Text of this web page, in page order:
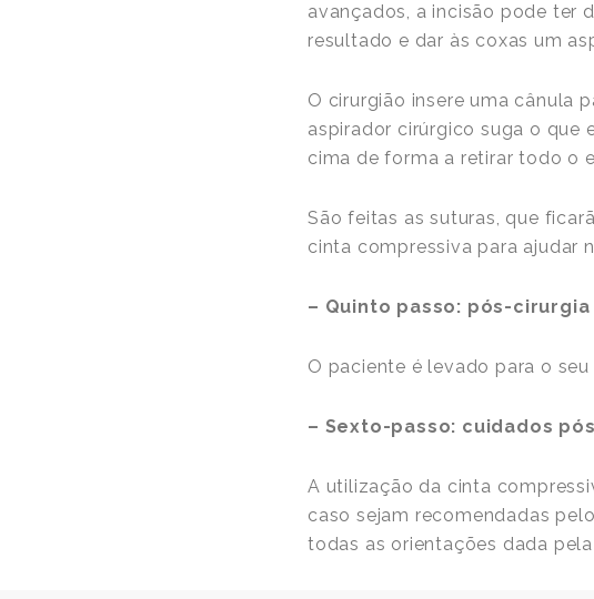
avançados, a incisão pode ter
resultado e dar às coxas um
O cirurgião insere uma cânula
aspirador cirúrgico suga o que
cima de forma a retirar todo o
São feitas as suturas, que
cinta compressiva para ajudar
– Quinto passo: pós-cirurgia
O paciente é levado para o
– Sexto-passo: cuidados
A utilização da cinta
caso sejam recomendadas
todas as orientações dada